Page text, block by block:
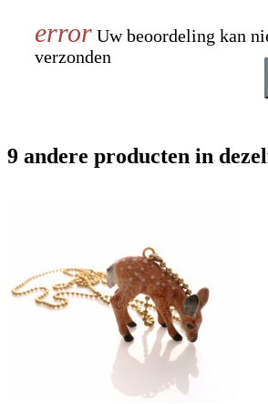
Uw beoordeling kan
verzonden
9 andere producten in